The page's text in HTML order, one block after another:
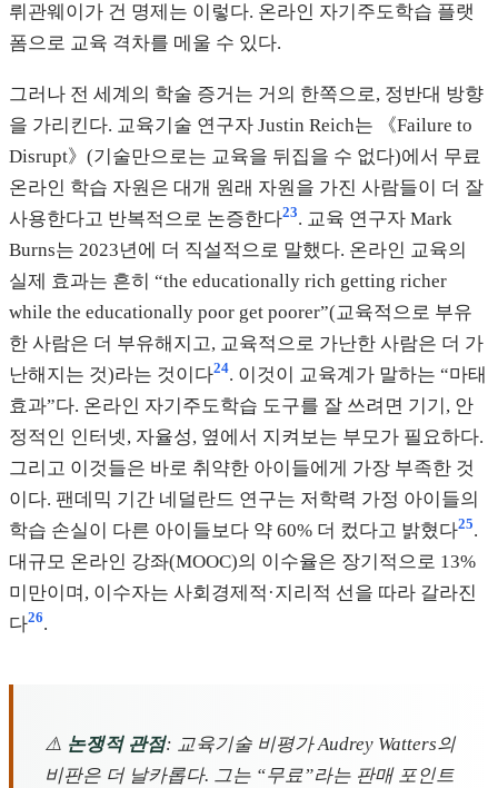
뤼관웨이가 건 명제는 이렇다. 온라인 자기주도학습 플랫
폼으로 교육 격차를 메울 수 있다.
그러나 전 세계의 학술 증거는 거의 한쪽으로, 정반대 방향
을 가리킨다. 교육기술 연구자 Justin Reich는 《Failure to
Disrupt》(기술만으로는 교육을 뒤집을 수 없다)에서 무료
온라인 학습 자원은 대개 원래 자원을 가진 사람들이 더 잘
사용한다고 반복적으로 논증한다23. 교육 연구자 Mark
Burns는 2023년에 더 직설적으로 말했다. 온라인 교육의
실제 효과는 흔히 “the educationally rich getting richer
while the educationally poor get poorer”(교육적으로 부유
한 사람은 더 부유해지고, 교육적으로 가난한 사람은 더 가
난해지는 것)라는 것이다24. 이것이 교육계가 말하는 “마태
효과”다. 온라인 자기주도학습 도구를 잘 쓰려면 기기, 안
정적인 인터넷, 자율성, 옆에서 지켜보는 부모가 필요하다.
그리고 이것들은 바로 취약한 아이들에게 가장 부족한 것
이다. 팬데믹 기간 네덜란드 연구는 저학력 가정 아이들의
학습 손실이 다른 아이들보다 약 60% 더 컸다고 밝혔다25.
대규모 온라인 강좌(MOOC)의 이수율은 장기적으로 13%
미만이며, 이수자는 사회경제적·지리적 선을 따라 갈라진
다26.
⚠️ 논쟁적 관점: 교육기술 비평가 Audrey Watters의
비판은 더 날카롭다. 그는 “무료”라는 판매 포인트